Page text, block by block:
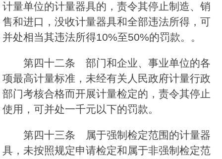
计量单位的计量器具的，责令其停止制造、销
售和进口，没收计量器具和全部违法所得，可
并处相当其违法所得10%至50%的罚款。。
第四十二条 部门和企业、事业单位的各
项最高计量标准，未经有关人民政府计量行政
部门考核合格而开展计量检定的，责令其停止
使用，可并处一千元以下的罚款。
第四十三条 属于强制检定范围的计量器
具，未按照规定申请检定和属于非强制检定范